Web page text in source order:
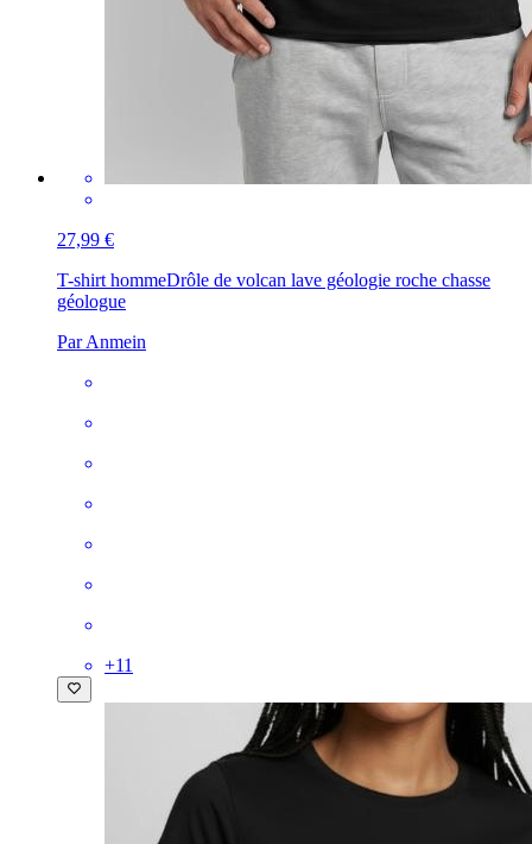
27,99 €
T-shirt hommeDrôle de volcan lave géologie roche chasse
géologue
Par Anmein
+11